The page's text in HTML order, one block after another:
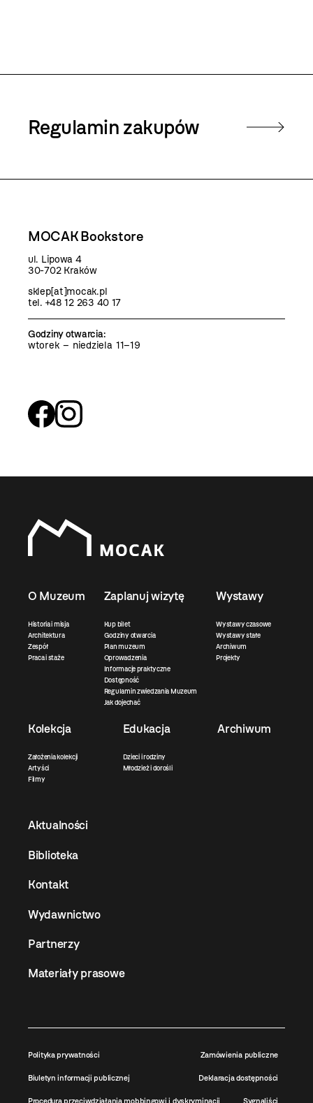
Regulamin zakupów
MOCAK Bookstore
ul. Lipowa 4
30-702 Kraków
sklep[at]mocak.pl
tel. +48 12 263 40 17
Godziny otwarcia:
wtorek – niedziela 11–19
O Muzeum
Historia i misja
Architektura
Zespół
Praca i staże
Zaplanuj wizytę
Kup bilet
Godziny otwarcia
Plan muzeum
Oprowadzenia
Informacje praktyczne
Dostępność
Regulamin zwiedzania Muzeum
Jak dojechać
Wystawy
Wystawy czasowe
Wystawy stałe
Archiwum
Projekty
Kolekcja
Założenia kolekcji
Artyści
Filmy
Edukacja
Dzieci i rodziny
Młodzież i dorośli
Archiwum
Aktualności
Biblioteka
Kontakt
Wydawnictwo
Partnerzy
Materiały prasowe
Polityka prywatności Zamówienia publiczne
Biuletyn informacji publicznej Deklaracja dostępności
Procedura przeciwdziałania mobbingowi i dyskryminacji Sygnaliści